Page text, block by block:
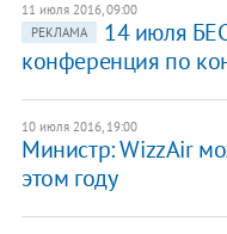
11 июля 2016, 09:00
РЕКЛАМА
14 июля
конференция по
10 июля 2016, 19:00
Министр: WizzAir
этом году